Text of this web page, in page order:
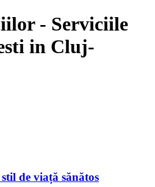
- Serviciile
in Cluj-
de viață sănătos